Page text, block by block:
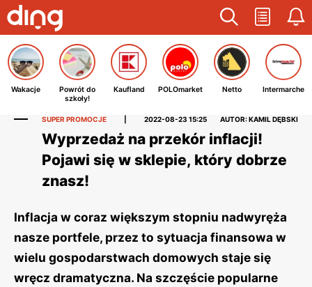
Wakacje
Powrót do
szkoły!
Kaufland POLOmarket Netto Intermarche
SUPER PROMOCJE 2022-08-23 15:25 AUTOR: KAMIL DĘBSKI
Wyprzedaż na przekór inflacji!
Pojawi się w sklepie, który dobrze
znasz!
Inflacja w coraz większym stopniu nadwyręża
nasze portfele, przez to sytuacja finansowa w
wielu gospodarstwach domowych staje się
wręcz dramatyczna. Na szczęście popularne